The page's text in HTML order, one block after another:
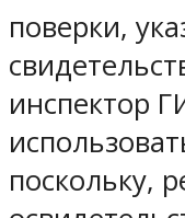
поверки,
инспектор
поскольку,